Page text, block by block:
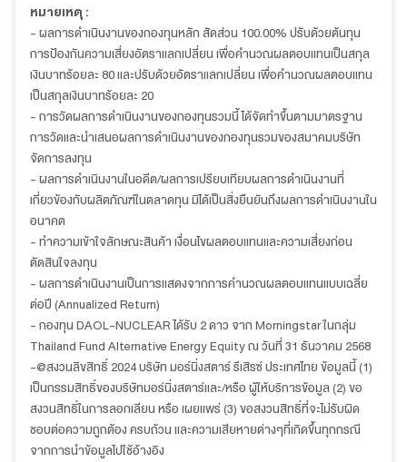
หมายเหตุ :
- ผลการดำเนินงานของกองทุนหลัก สัดส่วน 100.00% ปรับด้วยต้นทุน
การป้องกันความเสี่ยงอัตราแลกเปลี่ยน เพื่อคำนวณผลตอบแทนเป็นสกุล
เงินบาทร้อยละ 80 และปรับด้วยอัตราแลกเปลี่ยน เพื่อคำนวณผลตอบแทน
เป็นสกุลเงินบาทร้อยละ 20
- การวัดผลการดำเนินงานของกองทุนรวมนี้ ได้จัดทำขึ้นตามมาตรฐาน
การวัดและนำเสนอผลการดำเนินงานของกองทุนรวมของสมาคมบริษัท
จัดการลงทุน
- ผลการดำเนินงานในอดีต/ผลการเปรียบเทียบผลการดำเนินงานที่
เกี่ยวข้องกับผลิตภัณฑ์ในตลาดทุน มิได้เป็นสิ่งยืนยันถึงผลการดำเนินงานใน
อนาคต
- ทำความเข้าใจลักษณะสินค้า เงื่อนไขผลตอบแทนและความเสี่ยงก่อน
ตัดสินใจลงทุน
- ผลการดำเนินงานเป็นการแสดงจากการคำนวณผลตอบแทนแบบเฉลี่ย
ต่อปี (Annualized Return)
- กองทุน DAOL-NUCLEAR ได้รับ 2 ดาว จาก Morningstar ในกลุ่ม
Thailand Fund Alternative Energy Equityณ วันที่ 31 ธันวาคม 2568
-@สงวนลิขสิทธิ์ 2024 บริษัท มอร์นิ่งสตาร์ รีเสิรซ์ ประเทศไทย ข้อมูลนี้ (1)
เป็นกรรมสิทธิ์ของบริษัทมอร์นิ่งสตาร์และ/หรือ ผู้ให้บริการข้อมูล (2) ขอ
สงวนสิทธิ์ในการลอกเลียน หรือ เผยแพร่ (3) ขอสงวนสิทธิ์ที่จะไม่รับผิด
ชอบต่อความถูกต้อง ครบถ้วน และความเสียหายต่างๆที่เกิดขึ้นทุกกรณี
จากการนำข้อมูลไปใช้อ้างอิง